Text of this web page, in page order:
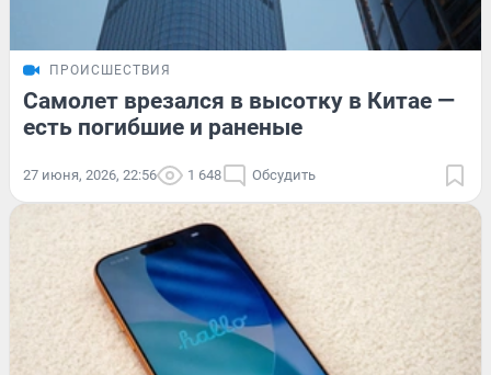
ПРОИСШЕСТВИЯ
Самолет врезался в высотку в Китае —
есть погибшие и раненые
27 июня, 2026, 22:56 1 648 Обсудить